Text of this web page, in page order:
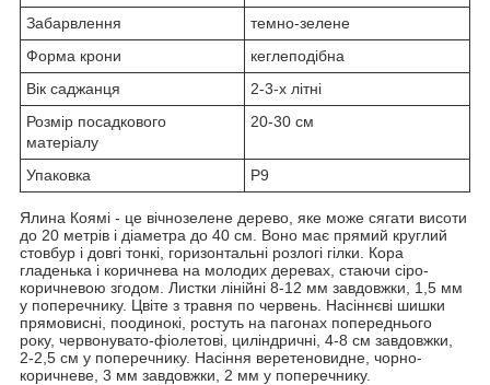
Забарвлення
темно-зелене
Форма крони
кеглеподібна
Вік саджанця
2-3-х літні
Розмір посадкового
матеріалу
20-30 см
Упаковка P9
Ялина Коямі - це вічнозелене дерево, яке може сягати висоти
до 20 метрів і діаметра до 40 см. Воно має прямий круглий
стовбур і довгі тонкі, горизонтальні розлогі гілки. Кора
гладенька і коричнева на молодих деревах, стаючи сіро-
коричневою згодом. Листки лінійні 8-12 мм завдовжки, 1,5 мм
у поперечнику. Цвіте з травня по червень. Насіннєві шишки
прямовисні, поодинокі, ростуть на пагонах попереднього
року, червонувато-фіолетові, циліндричні, 4-8 см завдовжки,
2-2,5 см у поперечнику. Насіння веретеновидне, чорно-
коричневе, 3 мм завдовжки, 2 мм у поперечнику.